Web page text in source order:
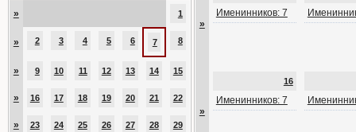
» 1
» 2 3 4 5 6 7 8
» 9 10 11 12 13 14 15
» 16 17 18 19 20 21 22
» 23 24 25 26 27 28 29
»
Именинников: 7
»
16
Именинников: 7